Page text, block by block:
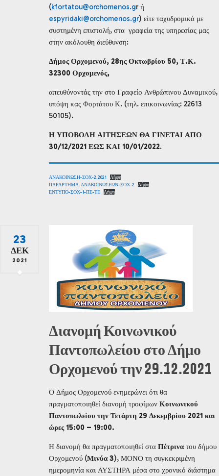
(kfortatou@orchomenos.gr ή
espyridaki@orchomenos.gr) είτε ταχυδρομικά με
συστημένη επιστολή, στα γραφεία της υπηρεσίας μας
στην ακόλουθη διεύθυνση:
Δήμος Ορχομενού, 28ης Οκτωβρίου 50, Τ.Κ.
32300 Ορχομενός,
απευθύνοντάς την στο Γραφείο Ανθρώπινου Δυναμικού,
υπόψη κας Φορτάτου Κ. (τηλ. επικοινωνίας: 22613
50105).
Η ΥΠΟΒΟΛΗ ΑΙΤΗΣΕΩΝ ΘΑ ΓΙΝΕΤΑΙ ΑΠΟ
30/12/2021 ΕΩΣ ΚΑΙ 10/01/2022.
ΑΝΑΚΟΙΝΩΣΗ-ΣΟΧ-2.2021
Λήψη
ΠΑΡΑΡΤΗΜΑ-ΑΝΑΚΟΙΝΩΣΕΩΝ-ΣΟΧ-2
Λήψη
ΕΝΤΥΠΟ-ΣΟΧ-1-ΠΕ-ΤΕ
Λήψη
23
ΔΕΚ
2021
Διανομή Κοινωνικού
Παντοπωλείου στο Δήμο
Ορχομενού την 29.12.2021
Ο Δήμος Ορχομενού ενημερώνει ότι θα
πραγματοποιηθεί διανομή τροφίμων Κοινωνικού
Παντοπωλείου την Τετάρτη 29 Δεκεμβρίου 2021 και
ώρες 15:00 – 19:00.
Η διανομή θα πραγματοποιηθεί στα Πέτρινα του δήμου
Ορχομενού (Μινύα 3), ΜΟΝΟ τη συγκεκριμένη
ημερομηνία και ΑΥΣΤΗΡΑ μέσα στο χρονικό διάστημα